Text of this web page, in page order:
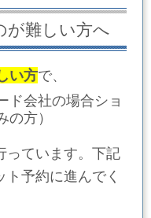
が難しい方へ
い方で、
ド会社の場合ショ
方）
っています。下記
ト予約に進んでく